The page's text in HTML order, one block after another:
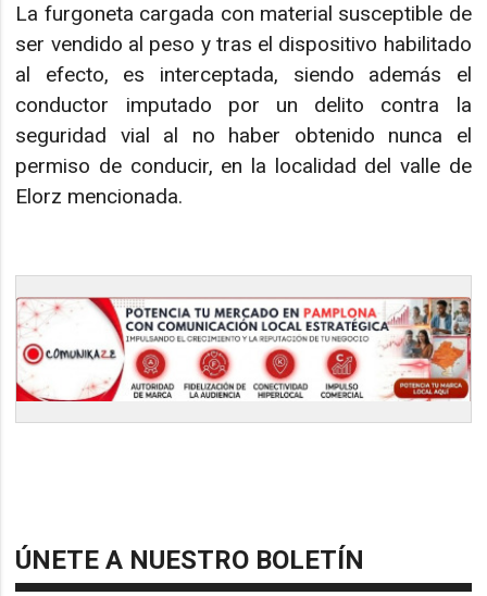
La furgoneta cargada con material susceptible de
ser vendido al peso y tras el dispositivo habilitado
al efecto, es interceptada, siendo además el
conductor imputado por un delito contra la
seguridad vial al no haber obtenido nunca el
permiso de conducir, en la localidad del valle de
Elorz mencionada.
ÚNETE A NUESTRO BOLETÍN